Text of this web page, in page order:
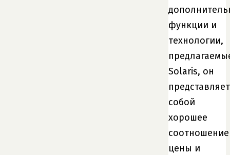
функции и
технологии,
Solaris, он
представляет
собой
хорошее
соотношение
цены и